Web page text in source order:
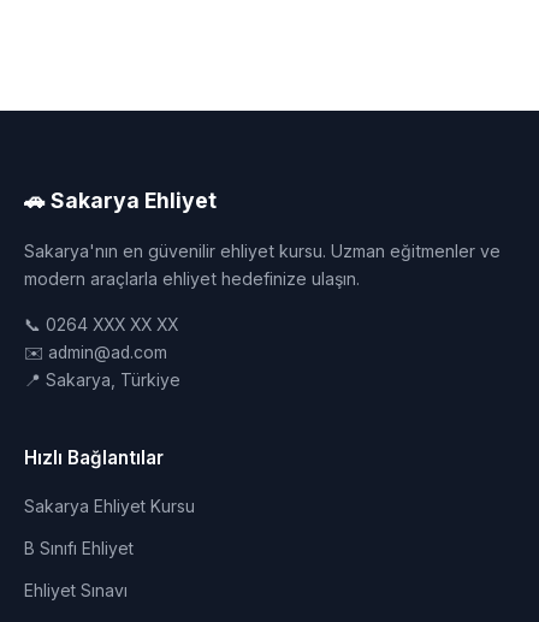
🚗 Sakarya Ehliyet
Sakarya'nın en güvenilir ehliyet kursu. Uzman eğitmenler ve
modern araçlarla ehliyet hedefinize ulaşın.
📞 0264 XXX XX XX
✉️ admin@ad.com
📍 Sakarya, Türkiye
Hızlı Bağlantılar
Sakarya Ehliyet Kursu
B Sınıfı Ehliyet
Ehliyet Sınavı